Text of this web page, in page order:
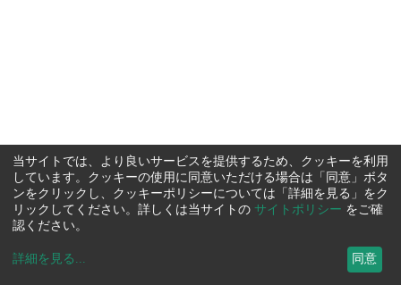
当サイトでは、より良いサービスを提供するため、クッキーを利用
しています。クッキーの使用に同意いただける場合は「同意」ボタ
ンをクリックし、クッキーポリシーについては「詳細を見る」をク
リックしてください。詳しくは当サイトの サイトポリシー をご確
認ください。
詳細を見る ... 同意